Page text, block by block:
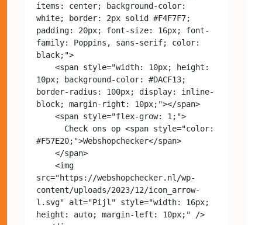
items: center; background-color:
white; border: 2px solid #F4F7F7;
padding: 20px; font-size: 16px; font-
family: Poppins, sans-serif; color:
black;">
10px; background-color: #DACF13;
border-radius: 100px; display: inline-
block; margin-right: 10px;"></span>
#F57E20;">Webshopchecker</span>
src="https://webshopchecker.nl/wp-
content/uploads/2023/12/icon_arrow-
l.svg" alt="Pijl" style="width: 16px;
height: auto; margin-left: 10px;" />